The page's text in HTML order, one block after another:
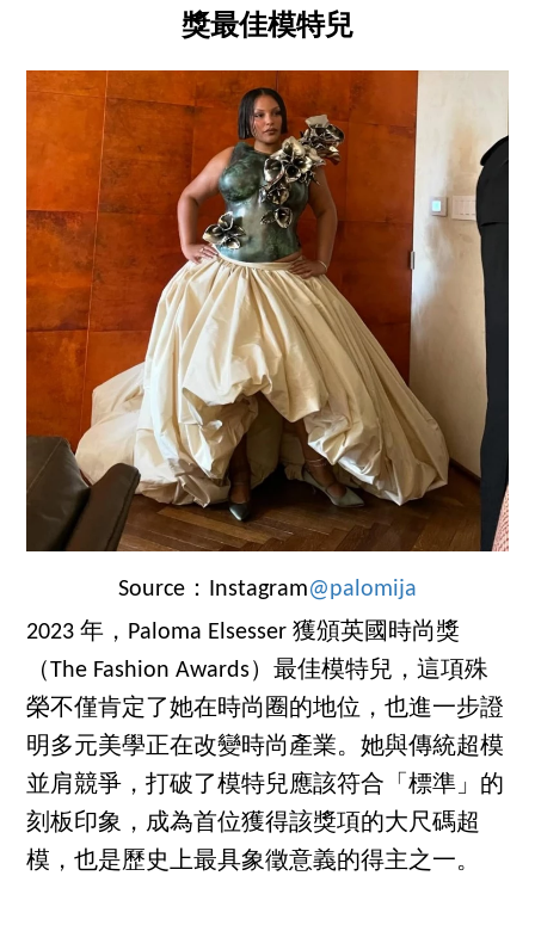
獎最佳模特兒
Source：Instagram@palomija
2023 年，Paloma Elsesser 獲頒英國時尚獎
（The Fashion Awards）最佳模特兒，這項殊
榮不僅肯定了她在時尚圈的地位，也進一步證
明多元美學正在改變時尚產業。她與傳統超模
並肩競爭，打破了模特兒應該符合「標準」的
刻板印象，成為首位獲得該獎項的大尺碼超
模，也是歷史上最具象徵意義的得主之一。